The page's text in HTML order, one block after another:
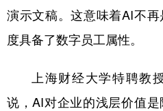
演示文稿。这意味着AI不
度具备了数字员工属性。
上海财经大学特聘教
说，AI对企业的浅层价值